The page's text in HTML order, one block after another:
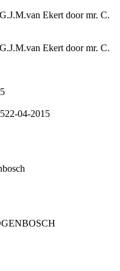
Ekert door mr. C.
Ekert door mr. C.
22-04-2015